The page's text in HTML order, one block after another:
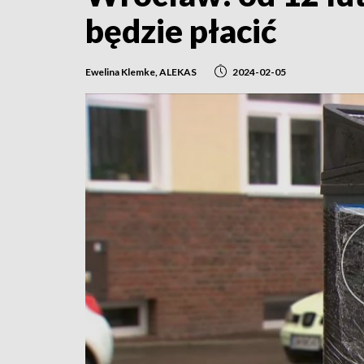
będzie płacić
Ewelina Klemke, ALEKAS 2024-02-05